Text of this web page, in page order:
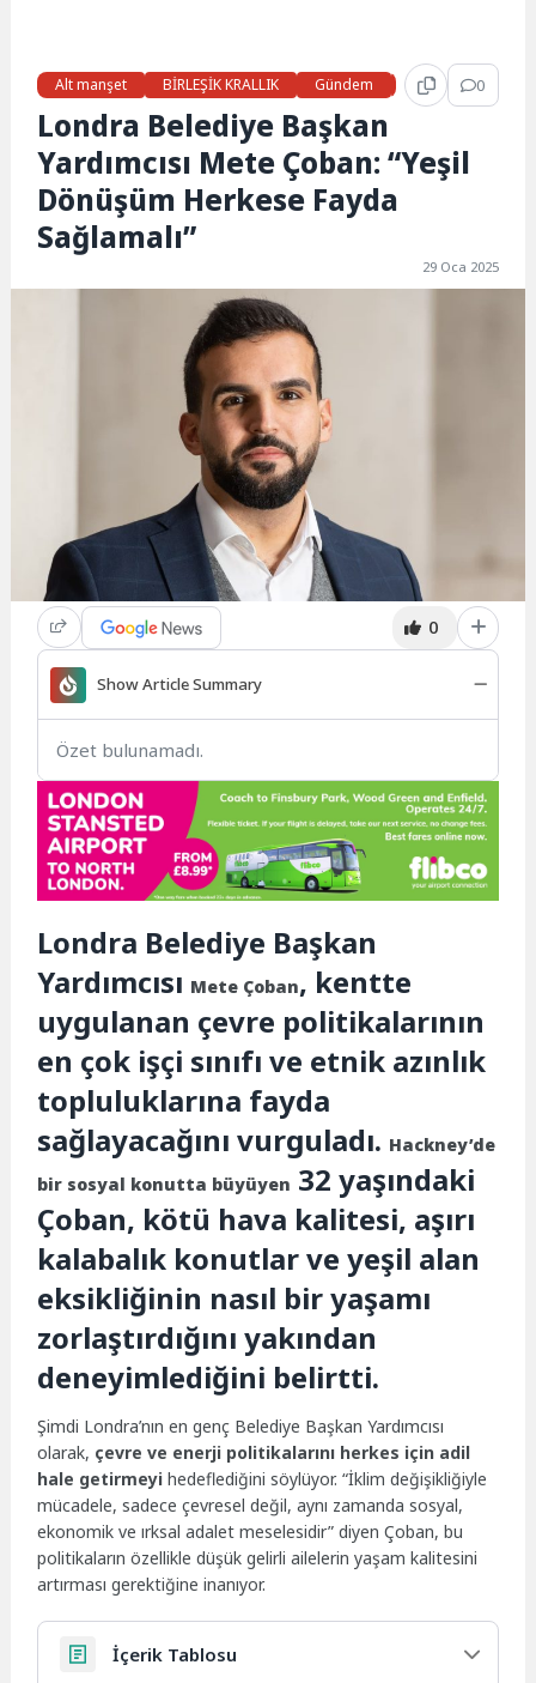
Alt manşet BİRLEŞİK KRALLIK Gündem Haberler 0
Londra Belediye Başkan
Yardımcısı Mete Çoban: “Yeşil
Dönüşüm Herkese Fayda
Sağlamalı”
29 Oca 2025
0
Show Article Summary
Özet bulunamadı.
Londra Belediye Başkan
Yardımcısı Mete Çoban, kentte
uygulanan çevre politikalarının
en çok işçi sınıfı ve etnik azınlık
topluluklarına fayda
sağlayacağını vurguladı. Hackney’de
bir sosyal konutta büyüyen 32 yaşındaki
Çoban, kötü hava kalitesi, aşırı
kalabalık konutlar ve yeşil alan
eksikliğinin nasıl bir yaşamı
zorlaştırdığını yakından
deneyimlediğini belirtti.
Şimdi Londra’nın en genç Belediye Başkan Yardımcısı
olarak, çevre ve enerji politikalarını herkes için adil
hale getirmeyi hedeflediğini söylüyor. “İklim değişikliğiyle
mücadele, sadece çevresel değil, aynı zamanda sosyal,
ekonomik ve ırksal adalet meselesidir” diyen Çoban, bu
politikaların özellikle düşük gelirli ailelerin yaşam kalitesini
artırması gerektiğine inanıyor.
İçerik Tablosu